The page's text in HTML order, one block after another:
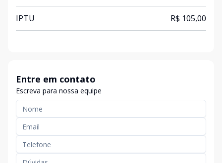
IPTU R$ 105,00
Entre em contato
Escreva para nossa equipe